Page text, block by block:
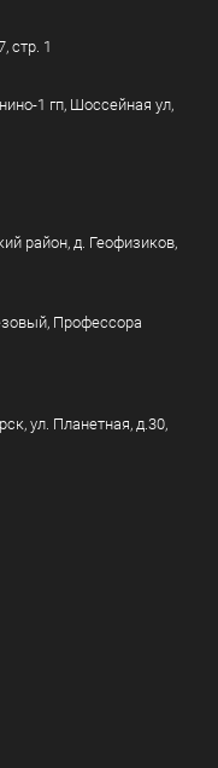
стр. 1
1 гп, Шоссейная ул,
район, д. Геофизиков,
Профессора
ул. Планетная, д.30,